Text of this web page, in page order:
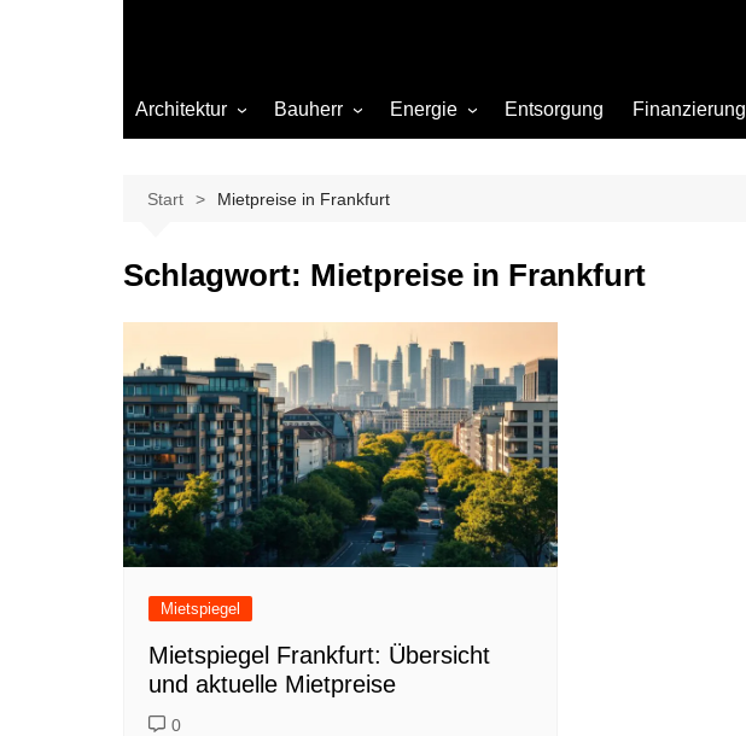
Architektur Bauherr
Beleuchtung
Büro
Garten
Küche
Materialien
Ökologisch bauen
Renovierung
Sanierung
Hygiene
Energie Entsorgung Finanzierung
Start Mietpreise in Frankfurt
Schlagwort: Mietpreise in Frankfurt
Mietspiegel
Mietspiegel Frankfurt: Übersicht
und aktuelle Mietpreise
0